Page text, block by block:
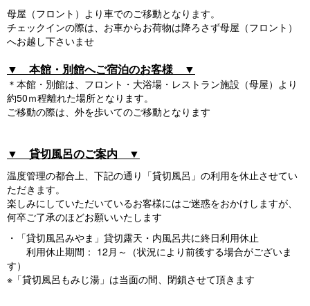
母屋（フロント）より車でのご移動となります。
チェックインの際は、お車からお荷物は降ろさず母屋（フロント）
へお越し下さいませ
▼ 本館・別館へご宿泊のお客様 ▼
＊本館・別館は、フロント・大浴場・レストラン施設（母屋）より
約50ｍ程離れた場所となります。
ご移動の際は、外を歩いてのご移動となります
▼ 貸切風呂のご案内 ▼
温度管理の都合上、下記の通り「貸切風呂」の利用を休止させてい
ただきます。
楽しみにしていただいているお客様にはご迷惑をおかけしますが、
何卒ご了承のほどお願いいたします
・「貸切風呂みやま」貸切露天・内風呂共に終日利用休止
利用休止期間： 12月～（状況により前後する場合がございま
す）
※「貸切風呂もみじ湯」は当面の間、閉鎖させて頂きます